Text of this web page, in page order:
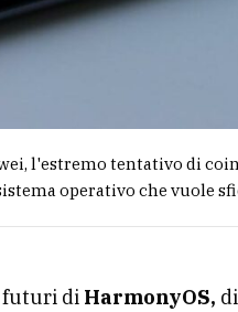
l'estremo tentativo di
operativo che vuole
futuri di HarmonyOS,